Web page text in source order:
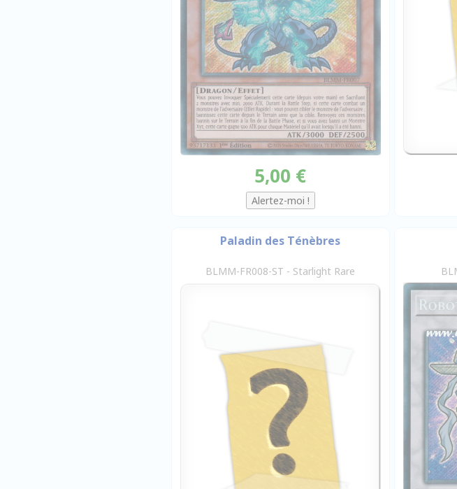
5,00 €
Paladin des Ténèbres
BLMM-FR008-ST - Starlight Rare